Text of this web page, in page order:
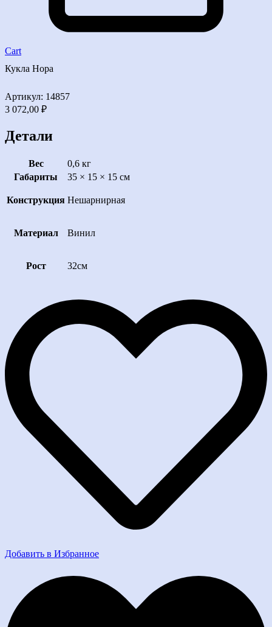
Cart
Кукла Нора
Артикул: 14857
3 072,00 ₽
Детали
Вес
0,6 кг
Габариты
35 × 15 × 15 см
Конструкция Нешарнирная
Материал Винил
Рост 32см
Добавить в Избранное